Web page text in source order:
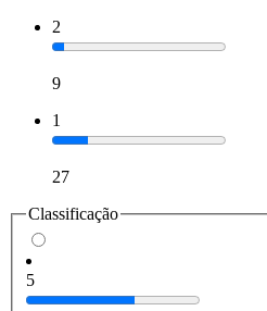
2
9
1
27
Classificação
5